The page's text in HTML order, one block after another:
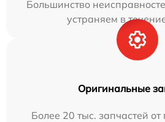
Большинство
устраняем в
Оригинальные
Более 20 тыс. запчастей от